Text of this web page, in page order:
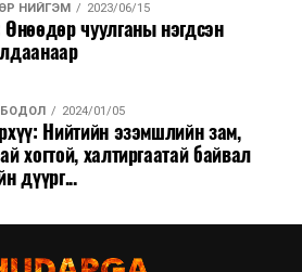
НИЙГЭМ 2023/06/15
чуулганы нэгдсэн
2024/01/05
Нийтийн эзэмшлийн зам,
хогтой, халтиргаатай байвал
дүүрг...